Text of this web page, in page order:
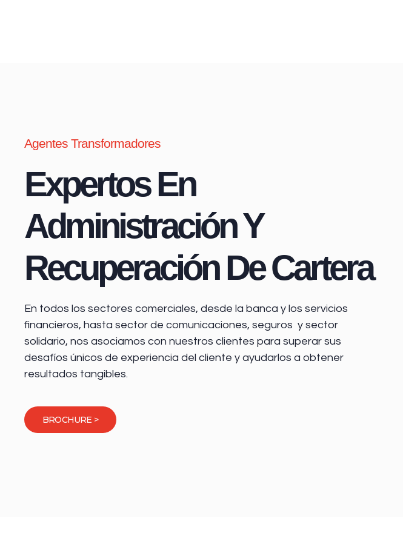
Agentes Transformadores
Expertos En
Administración Y
Recuperación De Cartera
En todos los sectores comerciales, desde la banca y los servicios
financieros, hasta sector de comunicaciones, seguros y sector
solidario, nos asociamos con nuestros clientes para superar sus
desafíos únicos de experiencia del cliente y ayudarlos a obtener
resultados tangibles.
BROCHURE >